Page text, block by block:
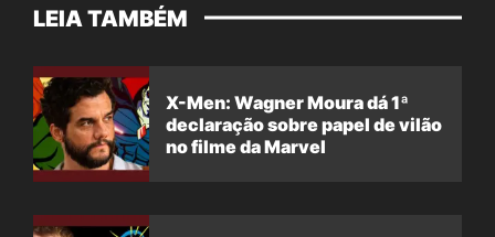
LEIA TAMBÉM
X-Men: Wagner Moura dá 1ª
declaração sobre papel de vilão
no filme da Marvel